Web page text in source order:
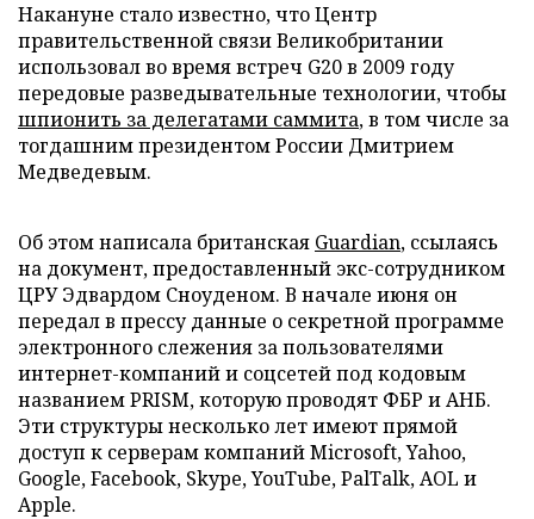
Накануне стало известно, что Центр
правительственной связи Великобритании
использовал во время встреч G20 в 2009 году
передовые разведывательные технологии, чтобы
шпионить за делегатами саммита, в том числе за
тогдашним президентом России Дмитрием
Медведевым.
Об этом написала британская Guardian, ссылаясь
на документ, предоставленный экс-сотрудником
ЦРУ Эдвардом Сноуденом. В начале июня он
передал в прессу данные о секретной программе
электронного слежения за пользователями
интернет-компаний и соцсетей под кодовым
названием PRISM, которую проводят ФБР и АНБ.
Эти структуры несколько лет имеют прямой
доступ к серверам компаний Microsoft, Yahoo,
Google, Facebook, Skype, YouTube, PalTalk, AOL и
Apple.